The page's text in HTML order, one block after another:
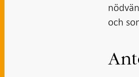
och